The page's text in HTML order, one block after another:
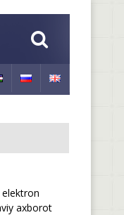
axborot